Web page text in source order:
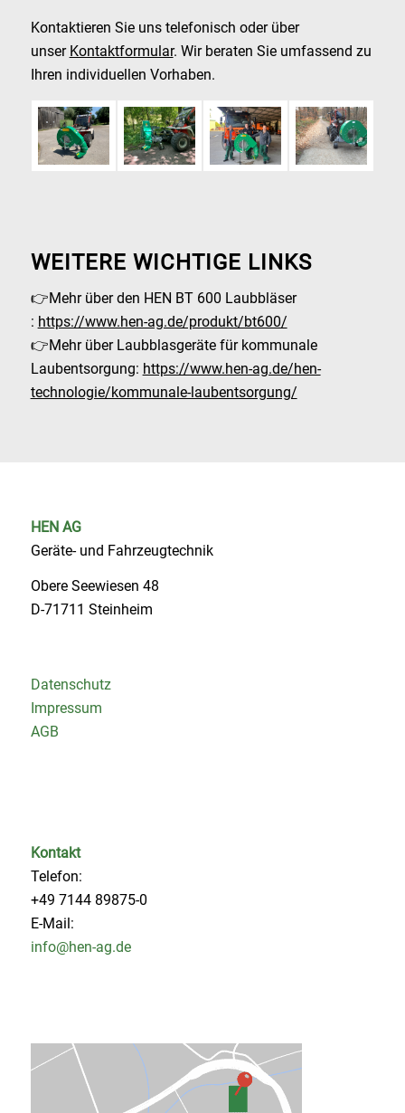
Kontaktieren Sie uns telefonisch oder über
unser Kontaktformular. Wir beraten Sie umfassend zu
Ihren individuellen Vorhaben.
WEITERE WICHTIGE LINKS
👉Mehr über den HEN BT 600 Laubbläser
: https://www.hen-ag.de/produkt/bt600/
👉Mehr über Laubblasgeräte für kommunale
Laubentsorgung: https://www.hen-ag.de/hen-
technologie/kommunale-laubentsorgung/
HEN AG
Geräte- und Fahrzeugtechnik
Obere Seewiesen 48
D-71711 Steinheim
Datenschutz
Impressum
AGB
Kontakt
Telefon:
+49 7144 89875-0
E-Mail:
info@hen-ag.de